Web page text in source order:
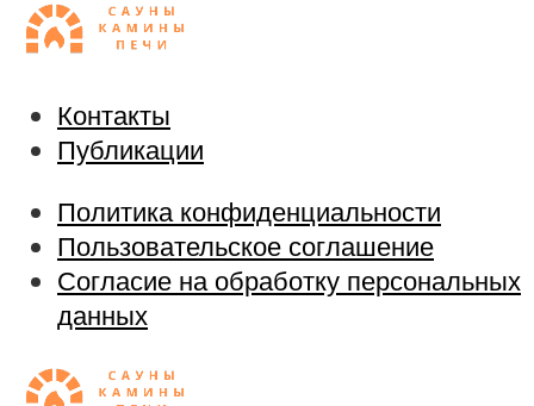
Контакты
Публикации
Политика конфиденциальности
Пользовательское соглашение
Согласие на обработку персональных
данных